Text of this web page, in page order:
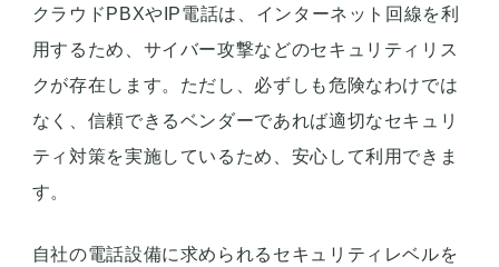
クラウドPBXやIP電話は、インターネット回線を利
用するため、サイバー攻撃などのセキュリティリス
クが存在します。ただし、必ずしも危険なわけでは
なく、信頼できるベンダーであれば適切なセキュリ
ティ対策を実施しているため、安心して利用できま
す。
自社の電話設備に求められるセキュリティレベルを